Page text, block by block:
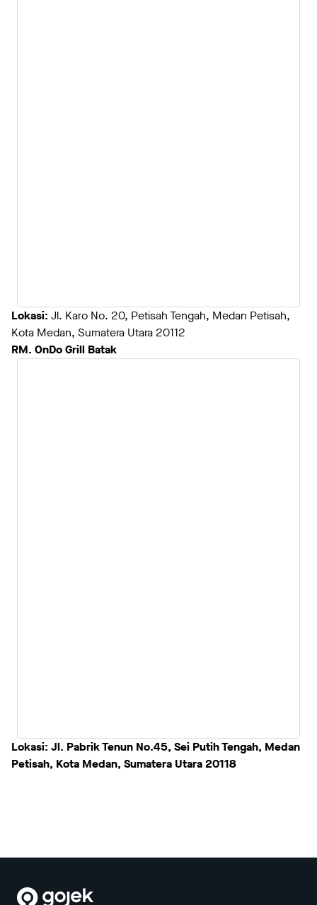
Lokasi: Jl. Karo No. 20, Petisah Tengah, Medan Petisah,
Kota Medan, Sumatera Utara 20112
RM. OnDo Grill Batak
Lokasi: Jl. Pabrik Tenun No.45, Sei Putih Tengah, Medan
Petisah, Kota Medan, Sumatera Utara 20118